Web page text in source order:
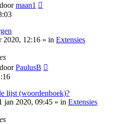
doormaan1
2020, 12:16 » in Extensies
doorPaulusB
lijst (woordenboek)?
jan 2020, 09:45 » in Extensies